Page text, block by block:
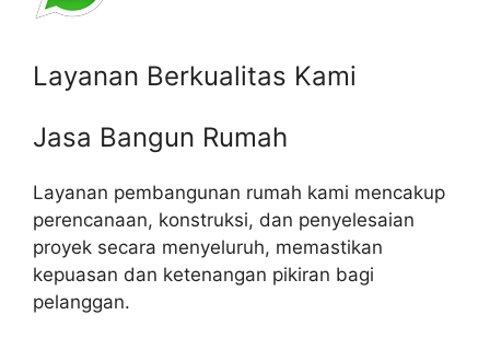
Layanan Berkualitas Kami
Jasa Bangun Rumah
Layanan pembangunan rumah kami mencakup
perencanaan, konstruksi, dan penyelesaian
proyek secara menyeluruh, memastikan
kepuasan dan ketenangan pikiran bagi
pelanggan.